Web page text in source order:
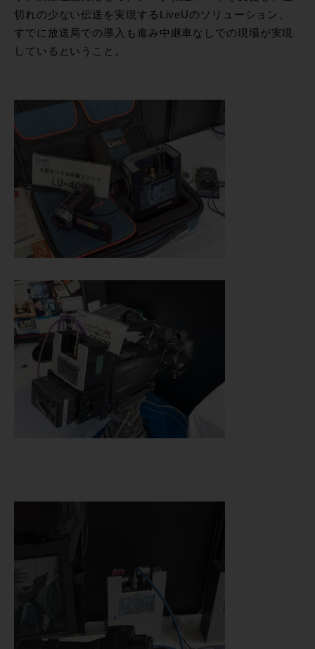
切れの少ない伝送を実現するLiveUのソリューション、
すでに放送局での導入も進み中継車なしでの現場が実現
しているということ。